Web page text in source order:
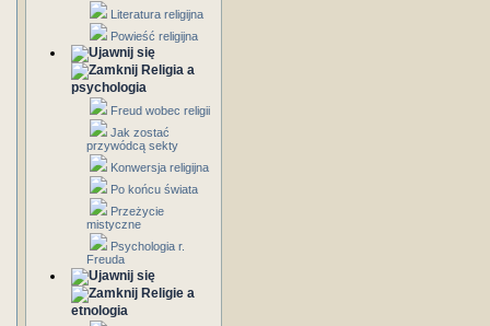
Literatura religijna
Powieść religijna
Religia a
psychologia
Freud wobec religii
Jak zostać
przywódcą sekty
Konwersja religijna
Po końcu świata
Przeżycie
mistyczne
Psychologia r.
Freuda
Religie a
etnologia